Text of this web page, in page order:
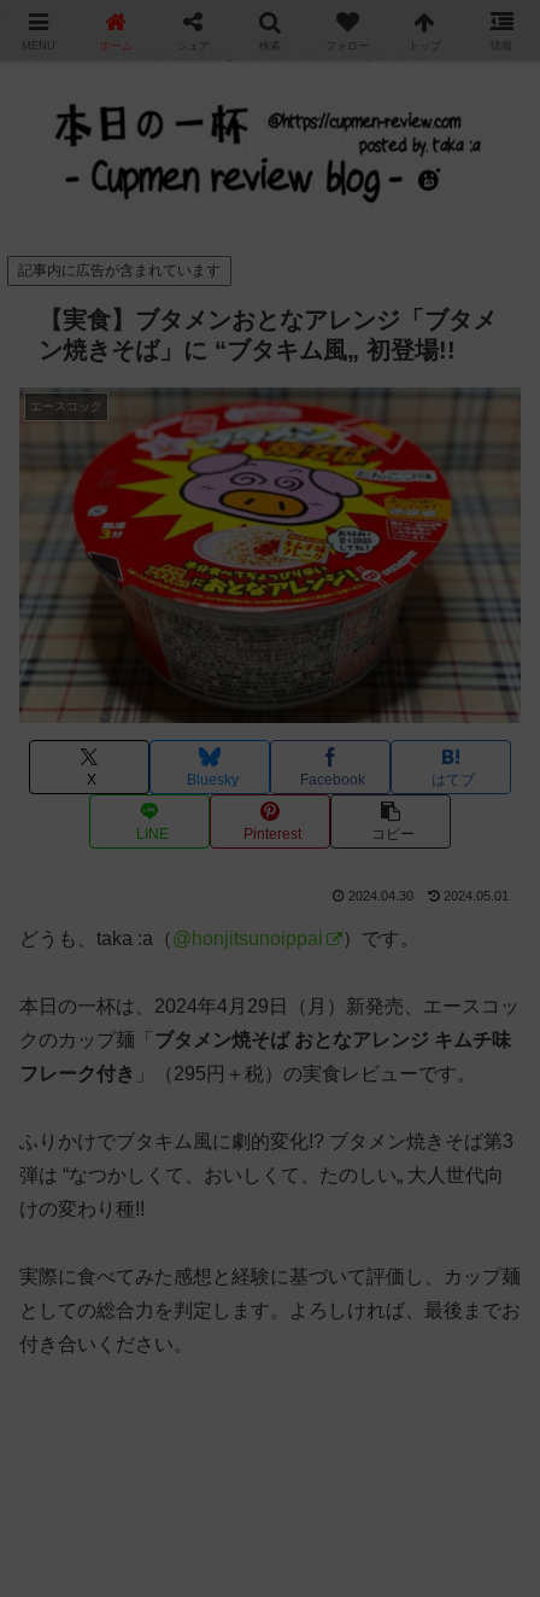
カップ麺の新商品をレビュー / アレンジするブログ
記事内に広告が含まれています
【実食】ブタメンおとなアレンジ「ブタメ
ン焼きそば」に “ブタキム風„ 初登場!!
エースコック
X Bluesky Facebook はてブ
LINE Pinterest コピー
2024.04.30 2024.05.01
どうも、taka :a（ @honjitsunoippai ）です。
本日の一杯は、2024年4月29日（月）新発売、エースコッ
クのカップ麺「 ブタメン焼そば おとなアレンジ キムチ味
フレーク付き 」（295円＋税）の実食レビューです。
ふりかけでブタキム風に劇的変化!? ブタメン焼きそば第3
弾は “なつかしくて、おいしくて、たのしい„ 大人世代向
けの変わり種!!
実際に食べてみた感想と経験に基づいて評価し、カップ麺
としての総合力を判定します。よろしければ、最後までお
付き合いください。
MENU ホーム シェア 検索 フォロー トップ 情報